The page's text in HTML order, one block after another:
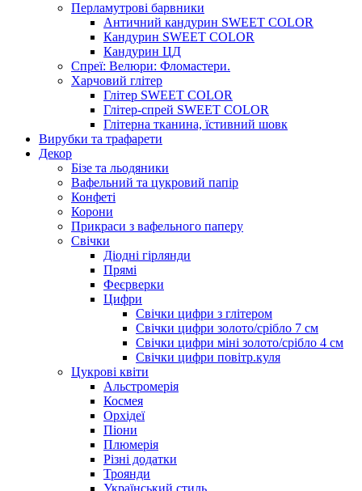
Перламутрові барвники
Античний кандурин SWEET COLOR
Кандурин SWEET COLOR
Кандурин ЦД
Спреї: Велюри: Фломастери.
Харчовий глітер
Глітер SWEET COLOR
Глітер-спрей SWEET COLOR
Глітерна тканина, їстивний шовк
Вирубки та трафарети
Декор
Бізе та льодяники
Вафельний та цукровий папір
Конфеті
Корони
Прикраси з вафельного паперу
Свічки
Діодні гірлянди
Прямі
Феєрверки
Цифри
Свічки цифри з глітером
Свічки цифри золото/срібло 7 см
Свічки цифри міні золото/срібло 4 см
Свічки цифри повітр.куля
Цукрові квіти
Альстромерія
Космея
Орхідеї
Піони
Плюмерія
Різні додатки
Троянди
Український стиль